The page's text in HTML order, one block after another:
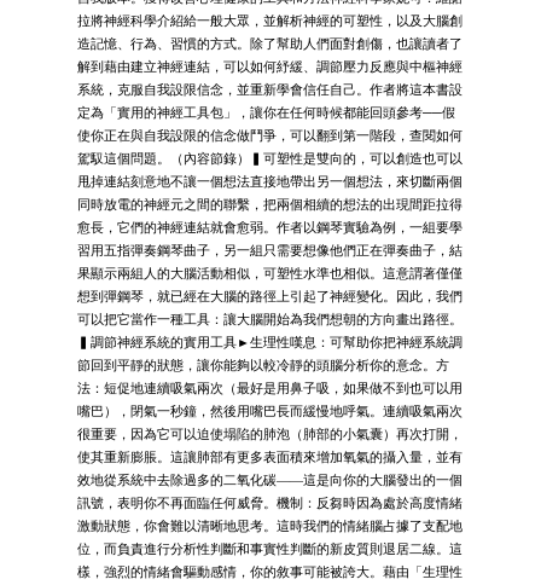
拉將神經科學介紹給一般大眾，並解析神經的可塑性，以及大腦創
造記憶、行為、習慣的方式。除了幫助人們面對創傷，也讓讀者了
解到藉由建立神經連結，可以如何紓緩、調節壓力反應與中樞神經
系統，克服自我設限信念，並重新學會信任自己。作者將這本書設
定為「實用的神經工具包」，讓你在任何時候都能回頭參考──假
使你正在與自我設限的信念做鬥爭，可以翻到第一階段，查閱如何
駕馭這個問題。（內容節錄）▍可塑性是雙向的，可以創造也可以
甩掉連結刻意地不讓一個想法直接地帶出另一個想法，來切斷兩個
同時放電的神經元之間的聯繫，把兩個相續的想法的出現間距拉得
愈長，它們的神經連結就會愈弱。作者以鋼琴實驗為例，一組要學
習用五指彈奏鋼琴曲子，另一組只需要想像他們正在彈奏曲子，結
果顯示兩組人的大腦活動相似，可塑性水準也相似。這意謂著僅僅
想到彈鋼琴，就已經在大腦的路徑上引起了神經變化。因此，我們
可以把它當作一種工具：讓大腦開始為我們想朝的方向畫出路徑。
▍調節神經系統的實用工具►生理性嘆息：可幫助你把神經系統調
節回到平靜的狀態，讓你能夠以較冷靜的頭腦分析你的意念。方
法：短促地連續吸氣兩次（最好是用鼻子吸，如果做不到也可以用
嘴巴），閉氣一秒鐘，然後用嘴巴長而緩慢地呼氣。連續吸氣兩次
很重要，因為它可以迫使塌陷的肺泡（肺部的小氣囊）再次打開，
使其重新膨脹。這讓肺部有更多表面積來增加氧氣的攝入量，並有
效地從系統中去除過多的二氧化碳——這是向你的大腦發出的一個
訊號，表明你不再面臨任何威脅。機制：反芻時因為處於高度情緒
激動狀態，你會難以清晰地思考。這時我們的情緒腦占據了支配地
位，而負責進行分析性判斷和事實性判斷的新皮質則退居二線。這
樣，強烈的情緒會驅動感情，你的敘事可能被誇大。藉由「生理性